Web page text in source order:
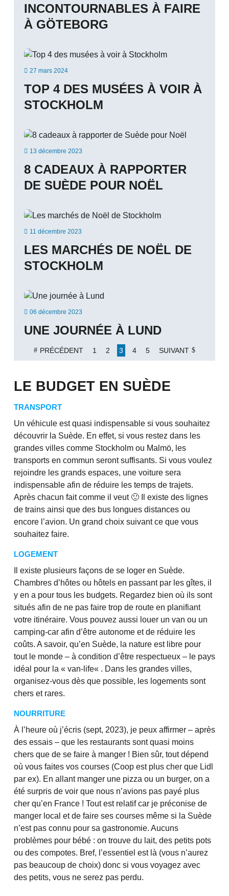
INCONTOURNABLES À FAIRE
À GÖTEBORG
 27 mars 2024
TOP 4 DES MUSÉES À VOIR À
STOCKHOLM
 13 décembre 2023
8 CADEAUX À RAPPORTER
DE SUÈDE POUR NOËL
 11 décembre 2023
LES MARCHÉS DE NOËL DE
STOCKHOLM
 06 décembre 2023
UNE JOURNÉE À LUND
PRÉCÉDENT 1 2 3 4 5 SUIVANT
LE BUDGET EN SUÈDE
TRANSPORT
Un véhicule est quasi indispensable si vous souhaitez
découvrir la Suède. En effet, si vous restez dans les
grandes villes comme Stockholm ou Malmö, les
transports en commun seront suffisants. Si vous voulez
rejoindre les grands espaces, une voiture sera
indispensable afin de réduire les temps de trajets.
Après chacun fait comme il veut 🙂 Il existe des lignes
de trains ainsi que des bus longues distances ou
encore l’avion. Un grand choix suivant ce que vous
souhaitez faire.
LOGEMENT
Il existe plusieurs façons de se loger en Suède.
Chambres d’hôtes ou hôtels en passant par les gîtes, il
y en a pour tous les budgets. Regardez bien où ils sont
situés afin de ne pas faire trop de route en planifiant
votre itinéraire. Vous pouvez aussi louer un van ou un
camping-car afin d’être autonome et de réduire les
coûts. A savoir, qu’en Suède, la nature est libre pour
tout le monde – à condition d’être respectueux – le pays
idéal pour la « van-life« . Dans les grandes villes,
organisez-vous dès que possible, les logements sont
chers et rares.
NOURRITURE
À l’heure où j’écris (sept, 2023), je peux affirmer – après
des essais – que les restaurants sont quasi moins
chers que de se faire à manger ! Bien sûr, tout dépend
où vous faites vos courses (Coop est plus cher que Lidl
par ex). En allant manger une pizza ou un burger, on a
été surpris de voir que nous n’avions pas payé plus
cher qu’en France ! Tout est relatif car je préconise de
manger local et de faire ses courses même si la Suède
n’est pas connu pour sa gastronomie. Aucuns
problèmes pour bébé : on trouve du lait, des petits pots
ou des compotes. Bref, l’essentiel est là (vous n’aurez
pas beaucoup de choix) donc si vous voyagez avec
des petits, vous ne serez pas perdu.